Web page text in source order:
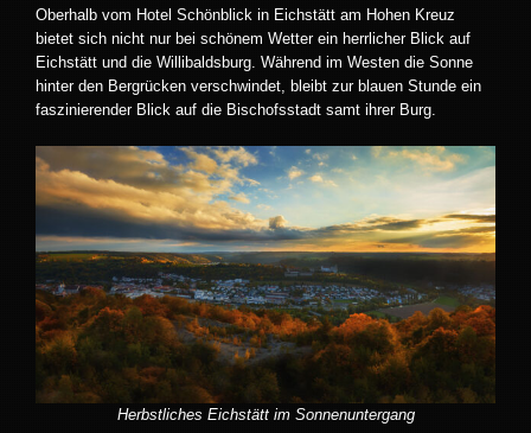
Oberhalb vom Hotel Schönblick in Eichstätt am Hohen Kreuz
bietet sich nicht nur bei schönem Wetter ein herrlicher Blick auf
Eichstätt und die Willibaldsburg. Während im Westen die Sonne
hinter den Bergrücken verschwindet, bleibt zur blauen Stunde ein
faszinierender Blick auf die Bischofsstadt samt ihrer Burg.
Herbstliches Eichstätt im Sonnenuntergang